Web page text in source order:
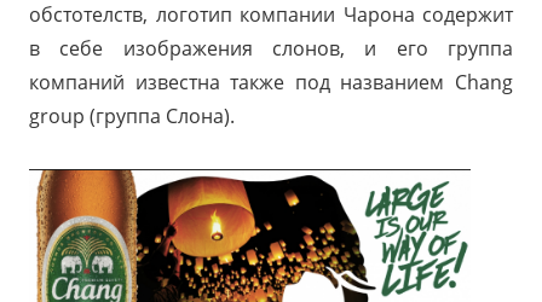
обстотелств, логотип компании Чарона содержит
в себе изображения слонов, и его группа
компаний известна также под названием Chang
group (группа Слона).